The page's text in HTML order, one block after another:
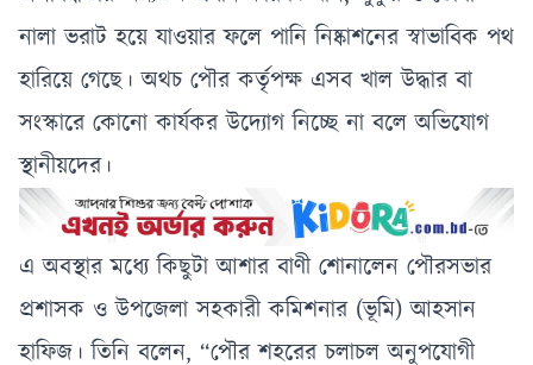
নালা ভরাট হয়ে যাওয়ার ফলে পানি নিষ্কাশনের স্বাভাবিক পথ
হারিয়ে গেছে। অথচ পৌর কর্তৃপক্ষ এসব খাল উদ্ধার বা
সংস্কারে কোনো কার্যকর উদ্যোগ নিচ্ছে না বলে অভিযোগ
স্থানীয়দের।
এ অবস্থার মধ্যে কিছুটা আশার বাণী শোনালেন পৌরসভার
প্রশাসক ও উপজেলা সহকারী কমিশনার (ভূমি) আহসান
হাফিজ। তিনি বলেন, “পৌর শহরের চলাচল অনুপযোগী